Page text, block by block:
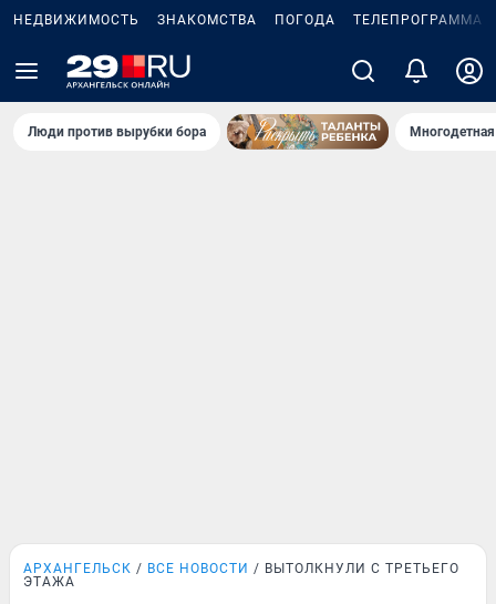
НЕДВИЖИМОСТЬ ЗНАКОМСТВА ПОГОДА ТЕЛЕПРОГРАММА
Люди против вырубки бора
АРХАНГЕЛЬСК ВСЕ НОВОСТИ
ВЫТОЛКНУЛИ С ТРЕТЬЕГО
ЭТАЖА